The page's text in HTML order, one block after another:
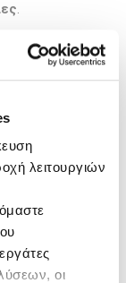
λειτουργιών
οι
.
κορυφής του
we conquer but
υπερνικήσουμε
είναι ο
της
με την χρήση